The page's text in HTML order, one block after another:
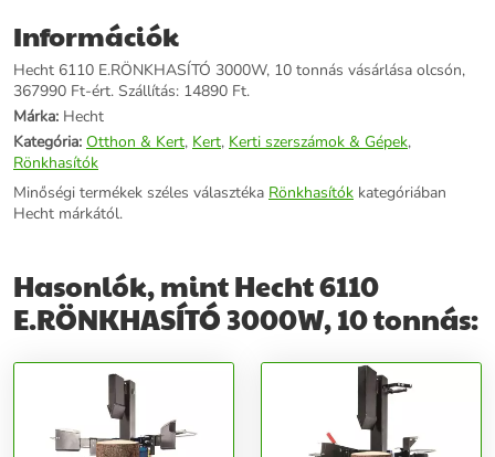
munkavégzésre fordított időt, és az átgondolt biztonsági elemek
biztosítják a kezelőszemély maximális biztonságát.Az átgondolt
Hecht technológia, mindig tekintettel van az Ön idejére és anyagi
lehetőségére. Kihasználva ezeket a tulajdonságokat, ugyanannyi
egységnyi idő alatt sokkal több hasítást tud elvégezni, mintha más
géppel dolgozna. Az elvégzett munka nemcsak sokkal gyorsabb,
hanem nagyon sok időt és elektromos energiát is megtakaríthat
vele.
További információk>>
Információk
Hecht 6110 E.RÖNKHASÍTÓ 3000W, 10 tonnás vásárlása olcsón,
367990 Ft-ért. Szállítás: 14890 Ft.
Márka: Hecht
Kategória: Otthon & Kert, Kert, Kerti szerszámok & Gépek,
Rönkhasítók
Minőségi termékek széles választéka Rönkhasítók kategóriában
Hecht márkától.
Hasonlók, mint Hecht 6110
E.RÖNKHASÍTÓ 3000W, 10 tonnás: